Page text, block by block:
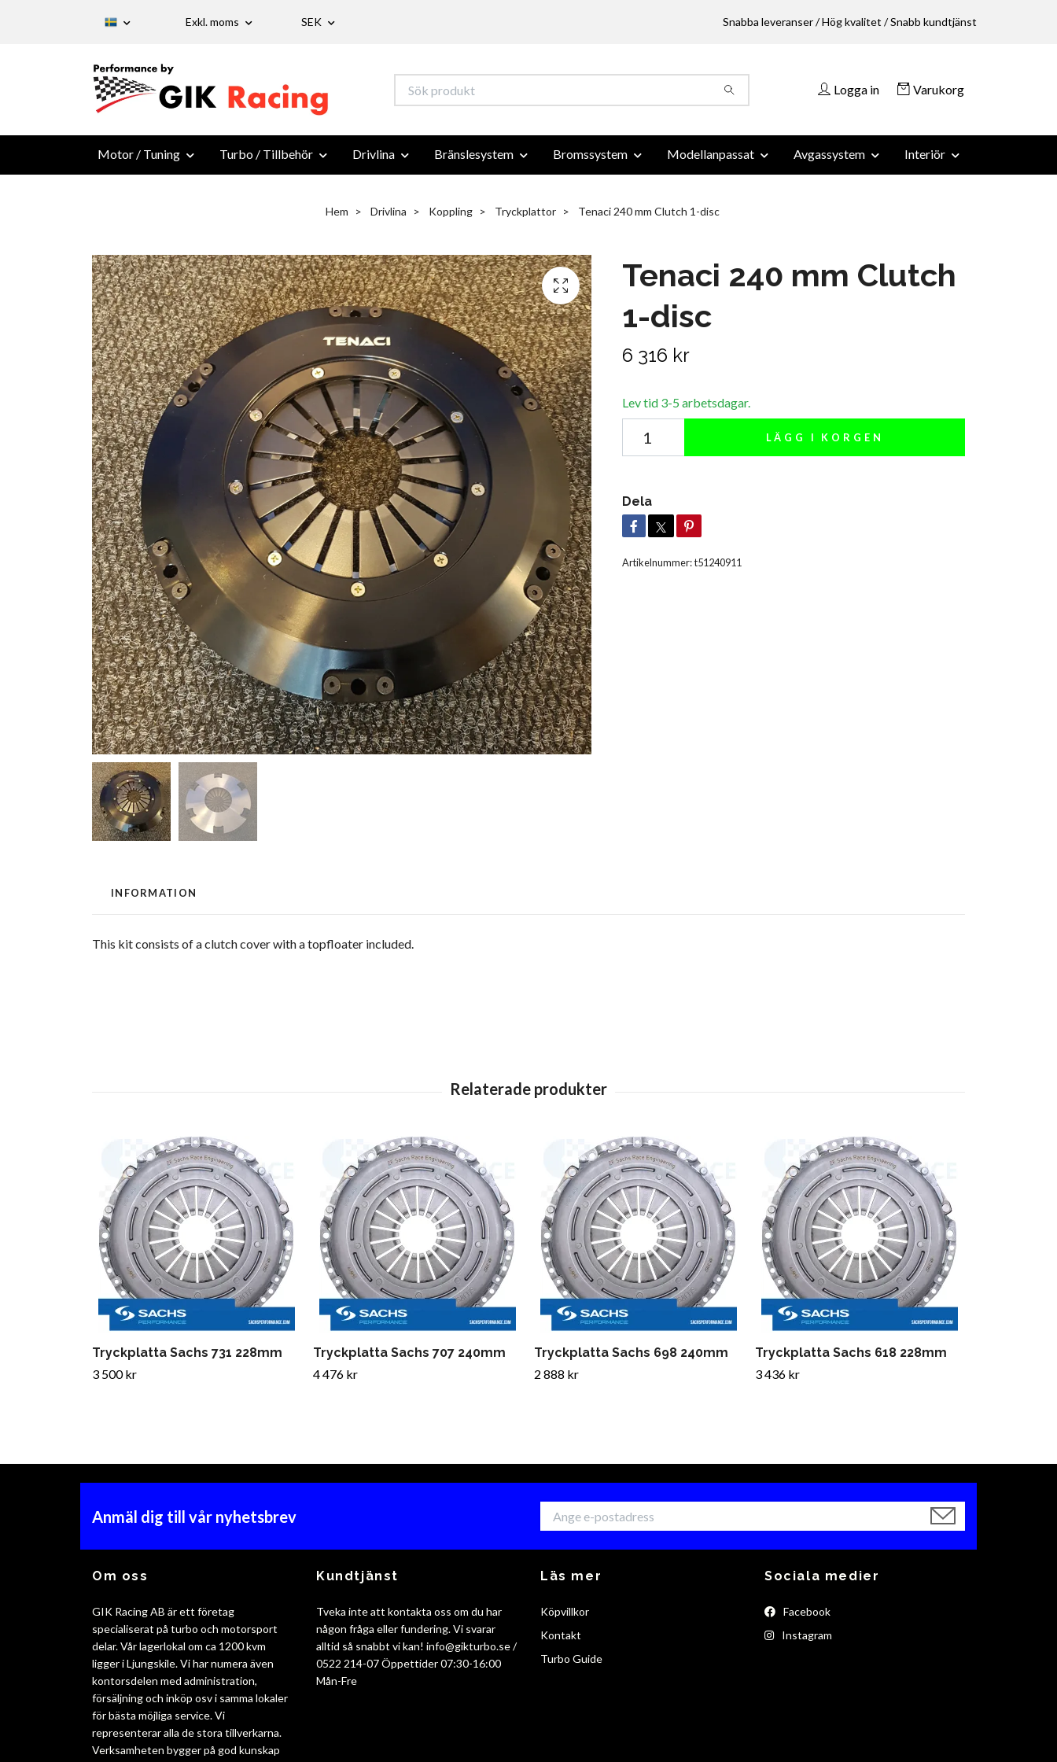
Exkl. moms SEK Snabba leveranser / Hög kvalitet / Snabb kundtjänst
Logga in Varukorg
Motor / Tuning Turbo / Tillbehör Drivlina Bränslesystem Bromssystem Modellanpassat Avgassystem Interiör
Hem Drivlina Koppling Tryckplattor Tenaci 240 mm Clutch 1-disc
Tenaci 240 mm Clutch
1-disc
6 316 kr
Lev tid 3-5 arbetsdagar.
LÄGG I KORGEN
Dela
Artikelnummer:t51240911
INFORMATION
This kit consists of a clutch cover with a topfloater included.
Tryckplatta Sachs 731 228mm
3 500 kr
Tryckplatta Sachs 707 240mm
4 476 kr
Tryckplatta Sachs 698 240mm
2 888 kr
Tryckplatta Sachs 618 228mm
3 436 kr
Anmäl dig till vår nyhetsbrev
Om oss
GIK Racing AB är ett företag
specialiserat på turbo och motorsport
delar. Vår lagerlokal om ca 1200 kvm
ligger i Ljungskile. Vi har numera även
kontorsdelen med administration,
försäljning och inköp osv i samma lokaler
för bästa möjliga service. Vi
representerar alla de stora tillverkarna.
Verksamheten bygger på god kunskap
Kundtjänst
Tveka inte att kontakta oss om du har
någon fråga eller fundering. Vi svarar
alltid så snabbt vi kan! info@gikturbo.se/
0522 214-07 Öppettider 07:30-16:00
Mån-Fre
Läs mer
Köpvillkor
Kontakt
Turbo Guide
Sociala medier
Facebook
Instagram